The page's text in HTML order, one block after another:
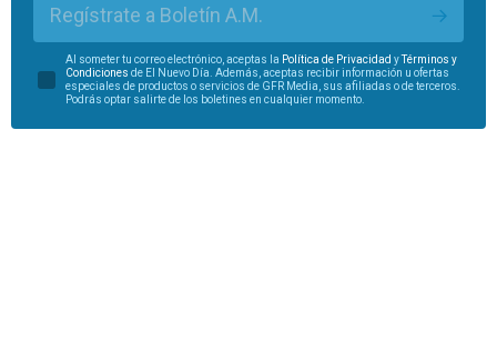
Regístrate a Boletín A.M.
Al someter tu correo electrónico, aceptas la Política de Privacidad yTérminos y
Condiciones de El Nuevo Día. Además, aceptas recibir información u ofertas
especiales de productos o servicios de GFR Media, sus afiliadas o de terceros.
Podrás optar salirte de los boletines en cualquier momento.